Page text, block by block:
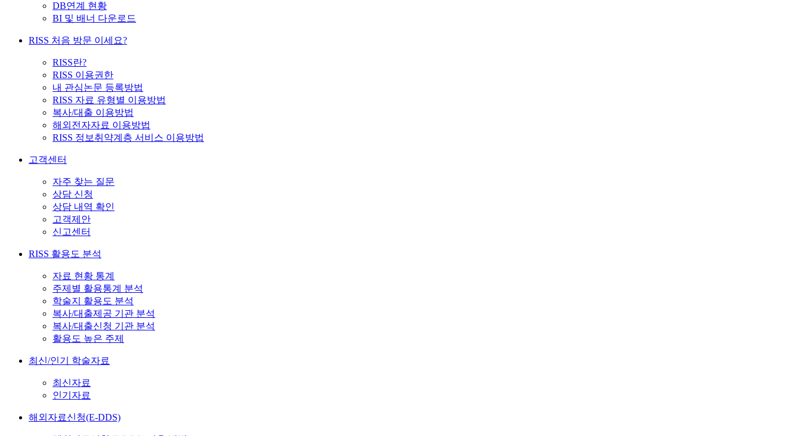
DB연계 현황
BI 및 배너 다운로드
RISS 처음 방문 이세요?
RISS란?
RISS 이용권한
내 관심논문 등록방법
RISS 자료 유형별 이용방법
복사/대출 이용방법
해외전자자료 이용방법
RISS 정보취약계층 서비스 이용방법
고객센터
자주 찾는 질문
상담 신청
상담 내역 확인
고객제안
신고센터
RISS 활용도 분석
자료 현황 통계
주제별 활용통계 분석
학술지 활용도 분석
복사/대출제공 기관 분석
복사/대출신청 기관 분석
활용도 높은 주제
최신/인기 학술자료
최신자료
인기자료
해외자료신청(E-DDS)